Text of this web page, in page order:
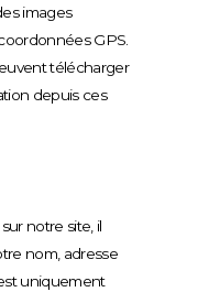
images
GPS.
télécharger
depuis ces
notre site, il
nom, adresse
uniquement